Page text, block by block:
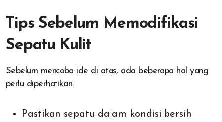
Tips Sebelum Memodifikasi
Sepatu Kulit
Sebelum mencoba ide di atas, ada beberapa hal yang
perlu diperhatikan:
Pastikan sepatu dalam kondisi bersih